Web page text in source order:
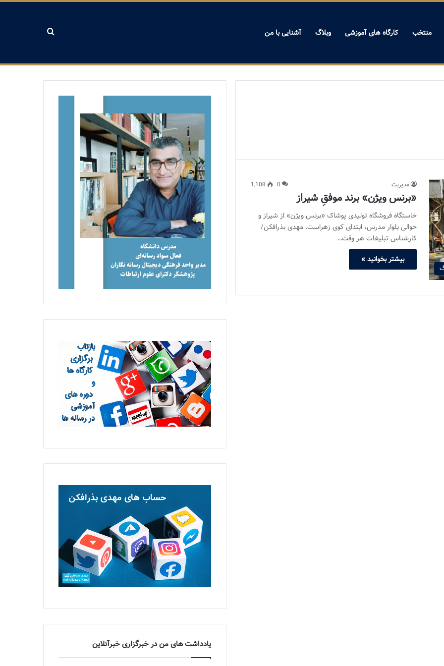
منتخب کارگاه های آموزشی وبلاگ آشنایی با من
مدیریت 0
1,108
«برنس ویژن» برند موفقِ شیراز
خاستگاه فروشگاه تولیدی پوشاک «برنس ویژن» از شیراز و
حوالی بلوار مدرس، ابتدای کوی زهراست. مهدی بذرافکن/
کارشناس تبلیغات هر وقت…
بیشتر بخوانید »
یادداشت های من در خبرگزاری خبرآنلاین